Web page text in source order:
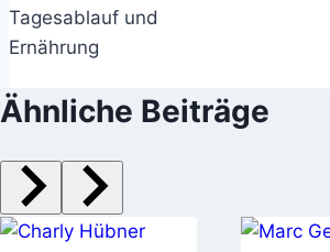
Tagesablauf und
Ernährung
Ähnliche Beiträge